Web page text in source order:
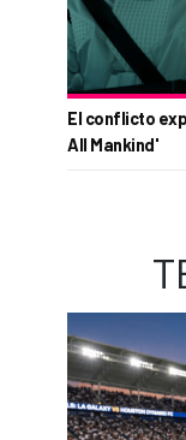
El conflicto
All Mankind'